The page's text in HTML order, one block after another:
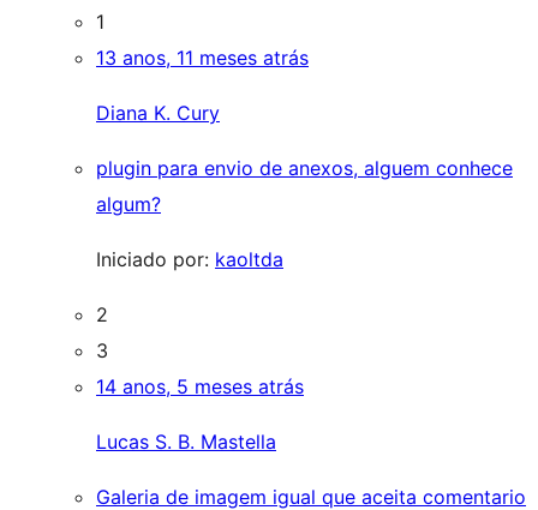
1
13 anos, 11 meses atrás
Diana K. Cury
plugin para envio de anexos, alguem conhece
algum?
Iniciado por: kaoltda
2
3
14 anos, 5 meses atrás
Lucas S. B. Mastella
Galeria de imagem igual que aceita comentario